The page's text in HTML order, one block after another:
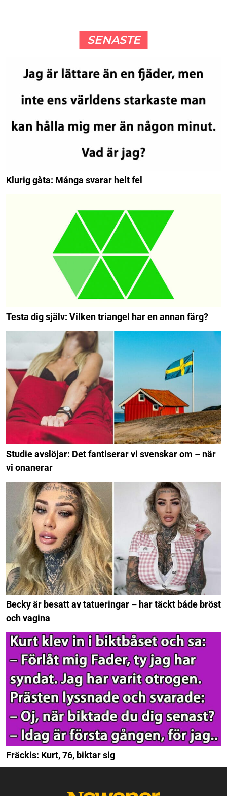
SENASTE
Klurig gåta: Många svarar helt fel
Testa dig själv: Vilken triangel har en annan färg?
Studie avslöjar: Det fantiserar vi svenskar om – när
vi onanerar
Becky är besatt av tatueringar – har täckt både bröst
och vagina
Fräckis: Kurt, 76, biktar sig